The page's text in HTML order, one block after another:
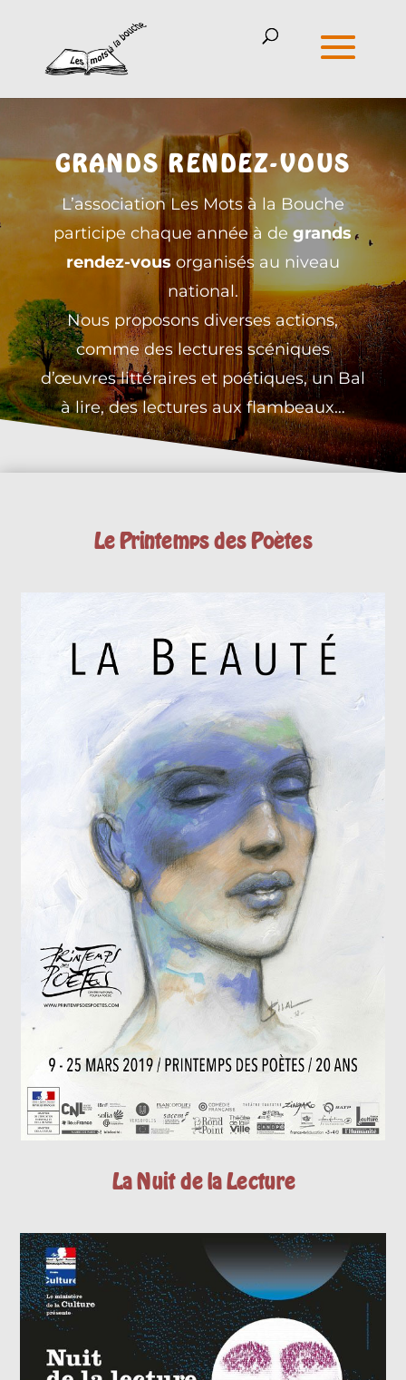
GRANDS RENDEZ-VOUS
L’association Les Mots à la Bouche
participe chaque année à degrands
rendez-vous organisés au niveau
national.
Nous proposons diverses actions,
comme des lectures scéniques
d’œuvres littéraires et poétiques, un Bal
à lire, des lectures aux flambeaux…
Le Printemps des Poètes
La Nuit de la Lecture